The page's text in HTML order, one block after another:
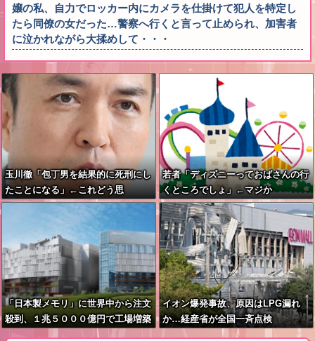
嬢の私、自力でロッカー内にカメラを仕掛けて犯人を特定し
たら同僚の女だった…警察へ行くと言って止められ、加害者
に泣かれながら大揉めして・・・
玉川徹「包丁男を結果的に死刑にし
たことになる」←これどう思
う？？？
若者「ディズニーっておばさんの行
くところでしょ」←マジか
「日本製メモリ」に世界中から注文
殺到、１兆５０００億円で工場増築
イオン爆発事故、原因はLPG漏れ
か…経産省が全国一斉点検